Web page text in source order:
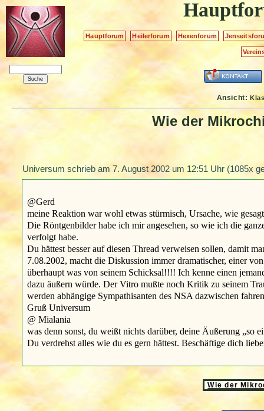
Hauptforum Heilerforum Hexenforum
Ansicht:
Wie der
Universum schrieb am7. August 2002 um 12:51 Uhr (1085x
@Gerd
meine Reaktion war wohl etwas stürmisch, Ursache, wie
Die Röntgenbilder habe ich mir angesehen, so wie ich die
verfolgt habe.
Du hättest besser auf diesen Thread verweisen sollen, damit
7.08.2002, macht die Diskussion immer dramatischer, einer
überhaupt was von seinem Schicksal!!!! Ich kenne einen
dazu äußern würde. Der Vitro mußte noch Kritik zu seinem
werden abhängige Sympathisanten des NSA dazwischen
Gruß Universum
@ Mialania
was denn sonst, du weißt nichts darüber, deine Äußerung
Du verdrehst alles wie du es gern hättest. Beschäftige dich
Wie der